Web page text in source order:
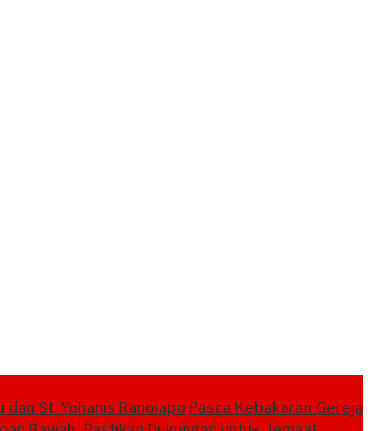
St. Yohanis Ranoiapo Pasca Kebakaran Gereja